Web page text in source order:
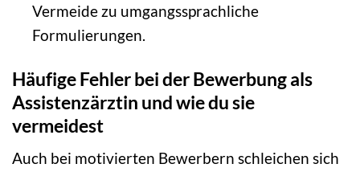
Vermeide zu umgangssprachliche
Formulierungen.
Häufige Fehler bei der Bewerbung als
Assistenzärztin und wie du sie
vermeidest
Auch bei motivierten Bewerbern schleichen sich